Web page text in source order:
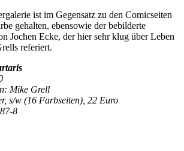
ist im Gegensatz zu den Comicseiten
gehalten, ebensowie der bebilderte
Jochen Ecke, der hier sehr klug über Leben
referiert.
Mike Grell
s/w (16 Farbseiten), 22 Euro
8